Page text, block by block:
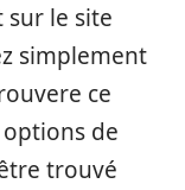
sur le site
simplement
ce
options de
trouvé